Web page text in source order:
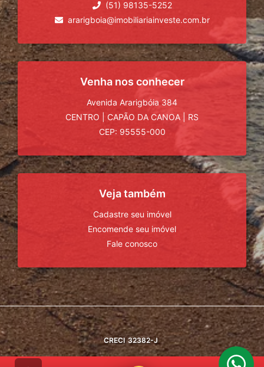
(51) 98135-5252
ararigboia@imobiliariainveste.com.br
Venha nos conhecer
Avenida Ararigbóia 384
CENTRO
CAPÃO DA CANOA
RS
CEP: 95555-000
Veja também
Cadastre seu imóvel
Encomende seu imóvel
Fale conosco
CRECI 32382-J